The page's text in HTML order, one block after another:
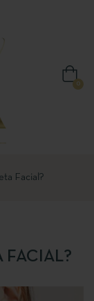
0
Facial?
FACIAL?